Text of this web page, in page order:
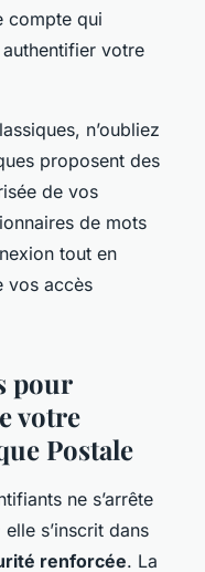
compte qui
votre
n’oubliez
proposent des
de vos
de mots
tout en
vos accès
pour
votre
Postale
ne s’arrête
s’inscrit dans
renforcée. La